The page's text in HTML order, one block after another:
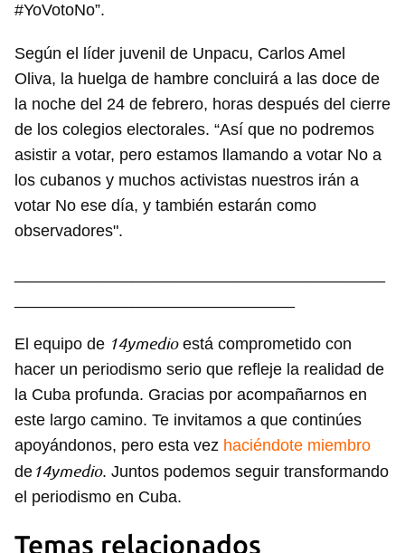
#YoVotoNo”.
Según el líder juvenil de Unpacu, Carlos Amel
Oliva, la huelga de hambre concluirá a las doce de
la noche del 24 de febrero, horas después del cierre
de los colegios electorales. “Así que no podremos
asistir a votar, pero estamos llamando a votar No a
los cubanos y muchos activistas nuestros irán a
votar No ese día, y también estarán como
observadores".
El equipo de 14ymedioestá comprometido con
hacer un periodismo serio que refleje la realidad de
la Cuba profunda. Gracias por acompañarnos en
este largo camino. Te invitamos a que continúes
apoyándonos, pero esta vez haciéndote miembro
de 14ymedio. Juntos podemos seguir transformando
el periodismo en Cuba.
Temas relacionados